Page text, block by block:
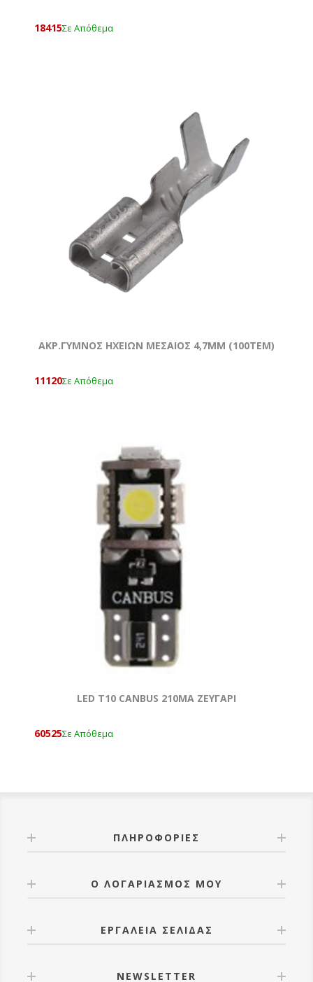
18415Σε Απόθεμα
ΑΚΡ.ΓΥΜΝΟΣ ΗΧΕΙΩΝ ΜΕΣΑΙΟΣ 4,7ΜΜ (100ΤΕΜ)
11120Σε Απόθεμα
LED T10 CANBUS 210MA ΖΕΥΓΑΡΙ
60525Σε Απόθεμα
ΠΛΗΡΟΦΟΡΊΕΣ
Ο ΛΟΓΑΡΙΑΣΜΌΣ ΜΟΥ
ΕΡΓΑΛΕΊΑ ΣΕΛΊΔΑΣ
NEWSLETTER